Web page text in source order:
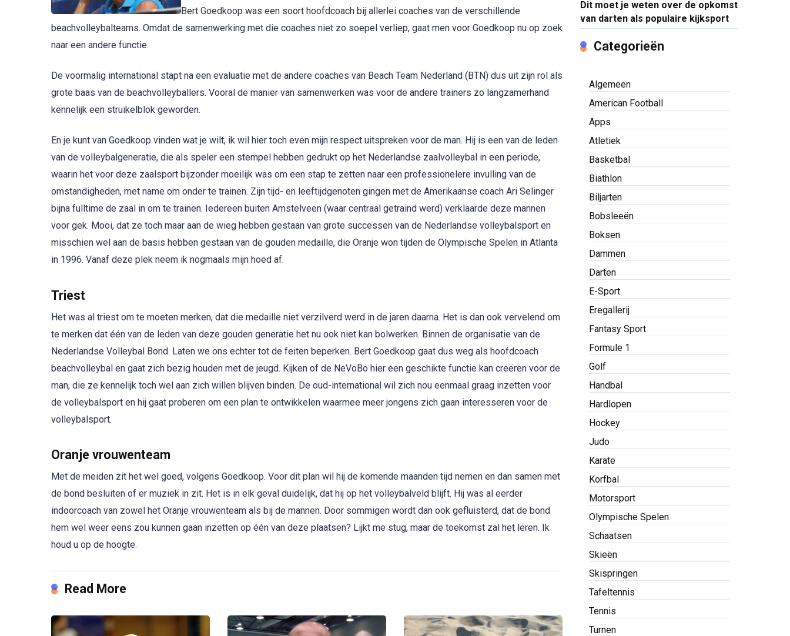
Bert Goedkoop was een soort hoofdcoach bij allerlei coaches van de verschillende
beachvolleybalteams. Omdat de samenwerking met die coaches niet zo soepel verliep, gaat men voor Goedkoop nu op zoek
naar een andere functie.
De voormalig international stapt na een evaluatie met de andere coaches van Beach Team Nederland (BTN) dus uit zijn rol als
grote baas van de beachvolleyballers. Vooral de manier van samenwerken was voor de andere trainers zo langzamerhand
kennelijk een struikelblok geworden.
En je kunt van Goedkoop vinden wat je wilt, ik wil hier toch even mijn respect uitspreken voor de man. Hij is een van de leden
van de volleybalgeneratie, die als speler een stempel hebben gedrukt op het Nederlandse zaalvolleybal in een periode,
waarin het voor deze zaalsport bijzonder moeilijk was om een stap te zetten naar een professionelere invulling van de
omstandigheden, met name om onder te trainen. Zijn tijd- en leeftijdgenoten gingen met de Amerikaanse coach Ari Selinger
bijna fulltime de zaal in om te trainen. Iedereen buiten Amstelveen (waar centraal getraind werd) verklaarde deze mannen
voor gek. Mooi, dat ze toch maar aan de wieg hebben gestaan van grote successen van de Nederlandse volleybalsport en
misschien wel aan de basis hebben gestaan van de gouden medaille, die Oranje won tijden de Olympische Spelen in Atlanta
in 1996. Vanaf deze plek neem ik nogmaals mijn hoed af.
Triest
Het was al triest om te moeten merken, dat die medaille niet verzilverd werd in de jaren daarna. Het is dan ook vervelend om
te merken dat één van de leden van deze gouden generatie het nu ook niet kan bolwerken. Binnen de organisatie van de
Nederlandse Volleybal Bond. Laten we ons echter tot de feiten beperken. Bert Goedkoop gaat dus weg als hoofdcoach
beachvolleybal en gaat zich bezig houden met de jeugd. Kijken of de NeVoBo hier een geschikte functie kan creëren voor de
man, die ze kennelijk toch wel aan zich willen blijven binden. De oud-international wil zich nou eenmaal graag inzetten voor
de volleybalsport en hij gaat proberen om een plan te ontwikkelen waarmee meer jongens zich gaan interesseren voor de
volleybalsport.
Oranje vrouwenteam
Met de meiden zit het wel goed, volgens Goedkoop. Voor dit plan wil hij de komende maanden tijd nemen en dan samen met
de bond besluiten of er muziek in zit. Het is in elk geval duidelijk, dat hij op het volleybalveld blijft. Hij was al eerder
indoorcoach van zowel het Oranje vrouwenteam als bij de mannen. Door sommigen wordt dan ook gefluisterd, dat de bond
hem wel weer eens zou kunnen gaan inzetten op één van deze plaatsen? Lijkt me stug, maar de toekomst zal het leren. Ik
houd u op de hoogte.
Read More
Dit moet je weten over de opkomst
van darten als populaire kijksport
Categorieën
Algemeen
American Football
Apps
Atletiek
Basketbal
Biathlon
Biljarten
Bobsleeën
Boksen
Dammen
Darten
E-Sport
Eregallerij
Fantasy Sport
Formule 1
Golf
Handbal
Hardlopen
Hockey
Judo
Karate
Korfbal
Motorsport
Olympische Spelen
Schaatsen
Skieën
Skispringen
Tafeltennis
Tennis
Turnen